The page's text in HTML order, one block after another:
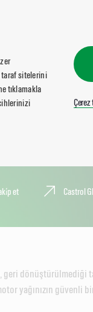
taraf sitelerini
tıklamakla
et Castrol
geri
yağınızın güvenli